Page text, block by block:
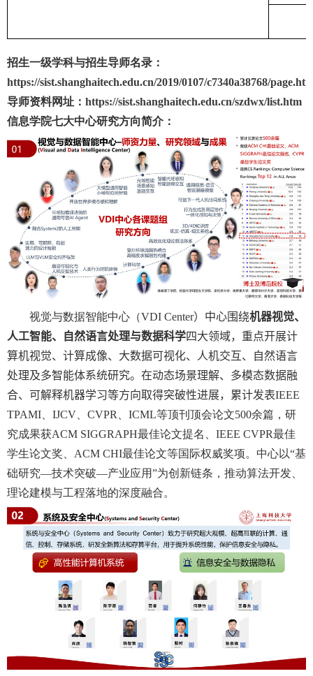
招生一级学科与招生导师名录：
https://sist.shanghaitech.edu.cn/2019/0107/c7340a38768/
导师资料网址： https://sist.shanghaitech.edu.cn/szdwx/list.htm
信息学院七大中心研究方向简介：
视觉与数据智能中心（VDI Center）中心围绕机器视觉、
人工智能、自然语言处理与数据科学四大领域，重点开展计
算机视觉、计算成像、大数据可视化、人机交互、自然语言
处理及多智能体系统研究。在动态场景理解、多模态数据融
合、可解释机器学习等方向取得突破性进展，累计发表IEEE
TPAMI
IJCV CVPR ICML等顶刊顶会论文500余篇，研
究成果获ACM SIGGRAPH最佳论文提名、 IEEE CVPR最佳
学生论文奖、 ACM CHI最佳论文等国际权威奖项。中心以“基
础研究—技术突破—产业应用”为创新链条，推动算法开发、
理论建模与工程落地的深度融合。